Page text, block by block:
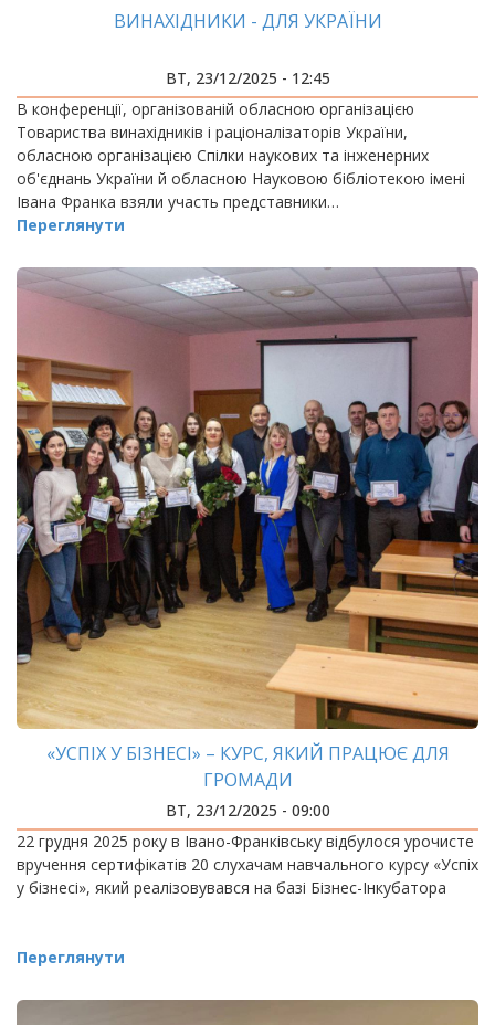
ВИНАХІДНИКИ - ДЛЯ УКРАЇНИ
ВТ, 23/12/2025 - 12:45
В конференції, організованій обласною організацією
Товариства винахідників і раціоналізаторів України,
обласною організацією Спілки наукових та інженерних
об'єднань України й обласною Науковою бібліотекою імені
Івана Франка взяли участь представники…
Переглянути
«УСПІХ У БІЗНЕСІ» – КУРС, ЯКИЙ ПРАЦЮЄ ДЛЯ
ГРОМАДИ
ВТ, 23/12/2025 - 09:00
22 грудня 2025 року в Івано-Франківську відбулося урочисте
вручення сертифікатів 20 слухачам навчального курсу «Успіх
у бізнесі», який реалізовувався на базі Бізнес-Інкубатора
Переглянути